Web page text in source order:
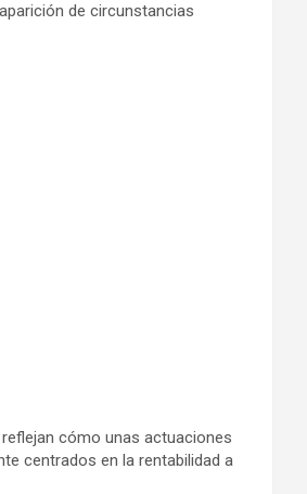
de circunstancias
cómo unas actuaciones
centrados en la rentabilidad a